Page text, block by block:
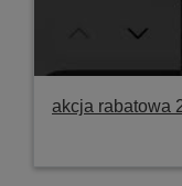
akcja rabatowa